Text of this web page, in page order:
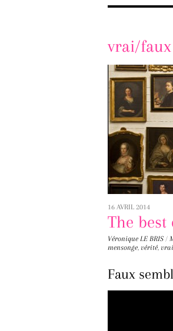
Scroll
content
vrai/faux
16 AVRIL 2014
The
Véronique LE BRIS /
mensonge, vérité,
Faux